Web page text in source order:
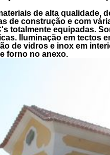
de alta qualidade,
de construção e com
totalmente equipadas.
Iluminação em tectos
de vidros e inox em
forno no anexo.